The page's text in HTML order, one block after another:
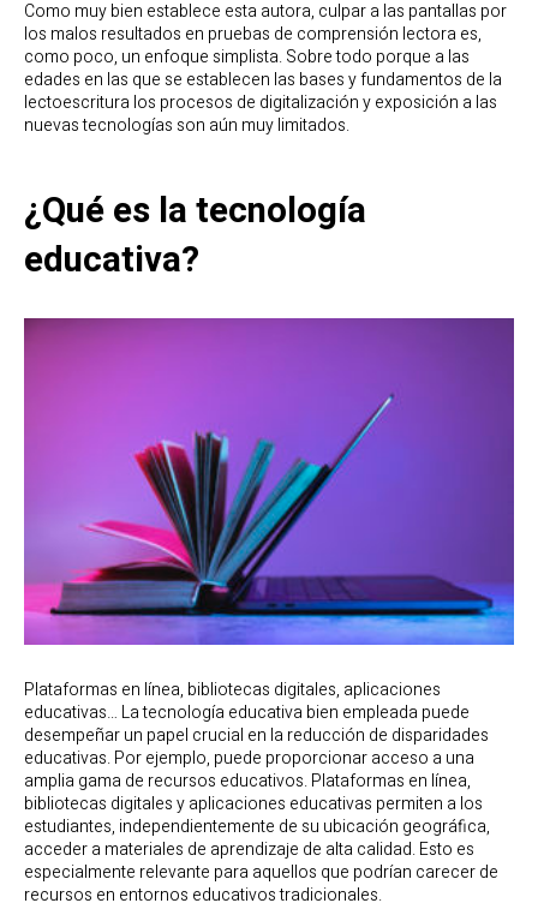
Como muy bien establece esta autora, culpar a las pantallas por
los malos resultados en pruebas de comprensión lectora es,
como poco, un enfoque simplista. Sobre todo porque a las
edades en las que se establecen las bases y fundamentos de la
lectoescritura los procesos de digitalización y exposición a las
nuevas tecnologías son aún muy limitados.
¿Qué es la tecnología
educativa?
Plataformas en línea, bibliotecas digitales, aplicaciones
educativas… La tecnología educativa bien empleada puede
desempeñar un papel crucial en la reducción de disparidades
educativas. Por ejemplo, puede proporcionar acceso a una
amplia gama de recursos educativos. Plataformas en línea,
bibliotecas digitales y aplicaciones educativas permiten a los
estudiantes, independientemente de su ubicación geográfica,
acceder a materiales de aprendizaje de alta calidad. Esto es
especialmente relevante para aquellos que podrían carecer de
recursos en entornos educativos tradicionales.